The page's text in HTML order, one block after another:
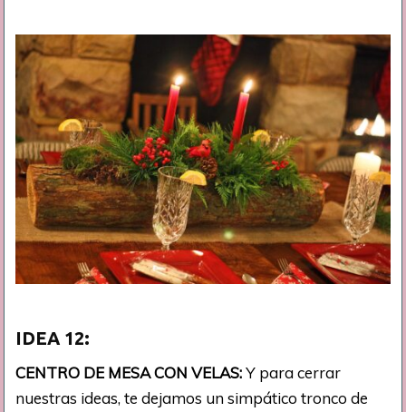
IDEA 12:
CENTRO DE MESA CON VELAS:Y para cerrar
nuestras ideas, te dejamos un simpático tronco de